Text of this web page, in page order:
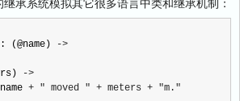
(@name)
->
->
@name
+ " moved " + meters + "m."